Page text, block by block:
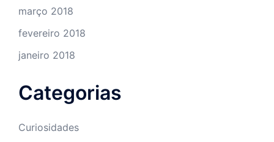
março 2018
fevereiro 2018
janeiro 2018
Categorias
Curiosidades